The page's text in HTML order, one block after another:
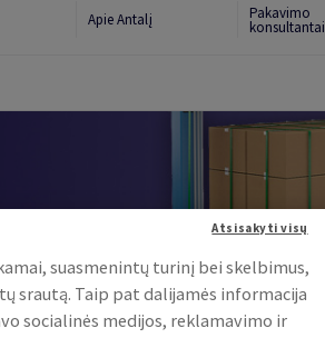
Apie Antalį Pakavimo
konsultantai
suasmenintų turinį bei skelbimus,
srautą. Taip pat dalijamės informacija
socialinės medijos, reklamavimo ir
Atsisakyti visų